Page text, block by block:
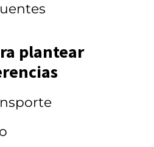
plantear